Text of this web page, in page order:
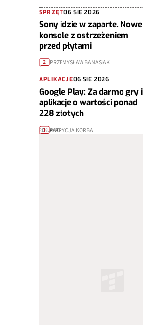
SPRZĘT06 SIE 2026
Sony idzie w zaparte. Nowe
konsole z ostrzeżeniem
przed płytami
2 PRZEMYSŁAW BANASIAK
APLIKACJE06 SIE 2026
Google Play: Za darmo gry i
aplikacje o wartości ponad
228 złotych
1 PATRYCJA KORBA